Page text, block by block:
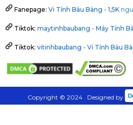
Fanepage: Vi Tính Bàu Bàng - 1,5K
Tiktok: maytinhbaubang - Máy Tính
Tiktok: vitinhbaubang - Vi Tính Bàu
Copyright © 2024 . Designed by